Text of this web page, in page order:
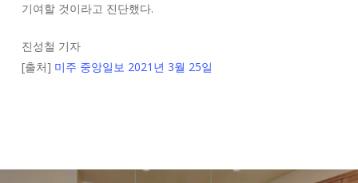
기여할 것이라고 진단했다.
진성철 기자
[출처] 미주 중앙일보 2021년 3월 25일